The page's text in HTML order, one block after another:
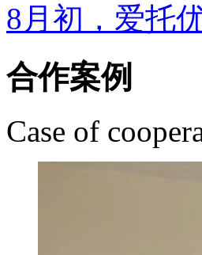
8月初，爱托
合作案例
Case of